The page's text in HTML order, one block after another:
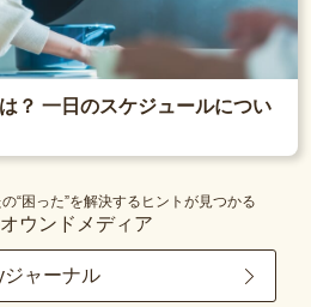
？ 一日のスケジュールについ
“困った”を解決するヒントが見つかる
ウンドメディア
ジャーナル